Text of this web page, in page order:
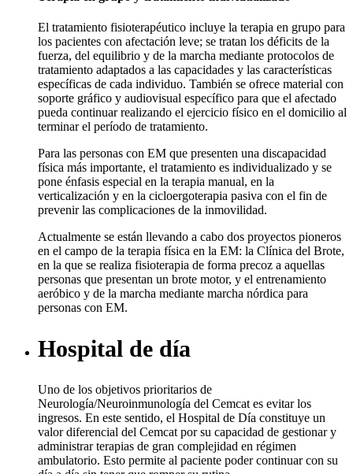
El tratamiento fisioterapéutico incluye la terapia en grupo para
los pacientes con afectación leve; se tratan los déficits de la
fuerza, del equilibrio y de la marcha mediante protocolos de
tratamiento adaptados a las capacidades y las características
específicas de cada individuo. También se ofrece material con
soporte gráfico y audiovisual específico para que el afectado
pueda continuar realizando el ejercicio físico en el domicilio al
terminar el período de tratamiento.
Para las personas con EM que presenten una discapacidad
física más importante, el tratamiento es individualizado y se
pone énfasis especial en la terapia manual, en la
verticalización y en la cicloergoterapia pasiva con el fin de
prevenir las complicaciones de la inmovilidad.
Actualmente se están llevando a cabo dos proyectos pioneros
en el campo de la terapia física en la EM: la Clínica del Brote,
en la que se realiza fisioterapia de forma precoz a aquellas
personas que presentan un brote motor, y el entrenamiento
aeróbico y de la marcha mediante marcha nórdica para
personas con EM.
Hospital de día
Uno de los objetivos prioritarios de
Neurología/Neuroinmunología del Cemcat es evitar los
ingresos. En este sentido, el Hospital de Día constituye un
valor diferencial del Cemcat por su capacidad de gestionar y
administrar terapias de gran complejidad en régimen
ambulatorio. Esto permite al paciente poder continuar con su